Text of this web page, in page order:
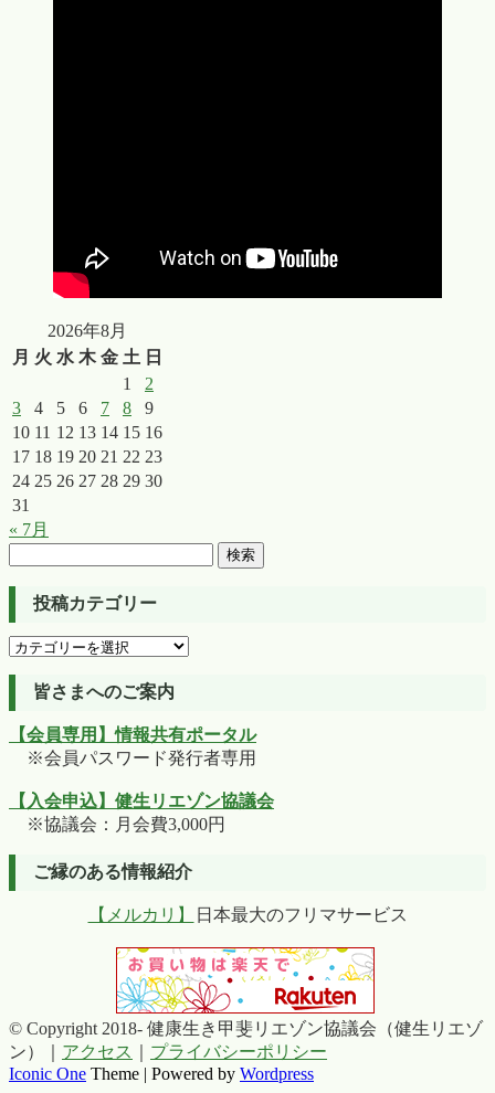
2026年8月
月 火 水 木 金 土 日
1
2
3
4 5 6 7 8
9
10 11 12 13 14 15 16
17 18 19 20 21 22 23
24 25 26 27 28 29 30
31
« 7月
投稿カテゴリー
投
テ
ゴ
皆さまへのご案内
【会員専用】情報共有ポータル
※会員パスワード発行者専用
【入会申込】健生リエゾン協議会
※協議会：月会費3,000円
ご縁のある情報紹介
【メルカリ】 日本最大のフリマサービス
© Copyright 2018- 健康生き甲斐リエゾン協議会（健生リエゾ
ン）｜ アクセス
プライバシーポリシー
Iconic One Theme | Powered by Wordpress